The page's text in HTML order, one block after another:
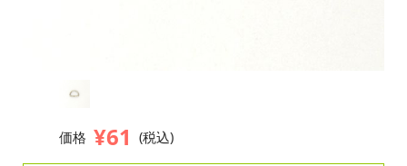
価格 ¥61 (税込)